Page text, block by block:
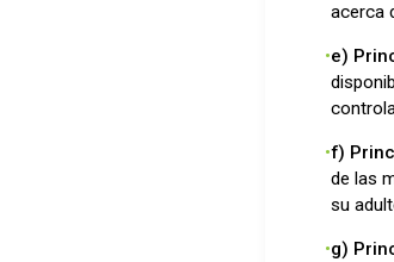
acerca
e)
f)
de las
su
g)